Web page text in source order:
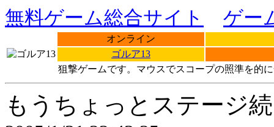
無料ゲーム総合サイト ゲー
オンライン
ゴルア13
狙撃ゲームです。マウスでスコープの照準を的
もうちょっとステージ